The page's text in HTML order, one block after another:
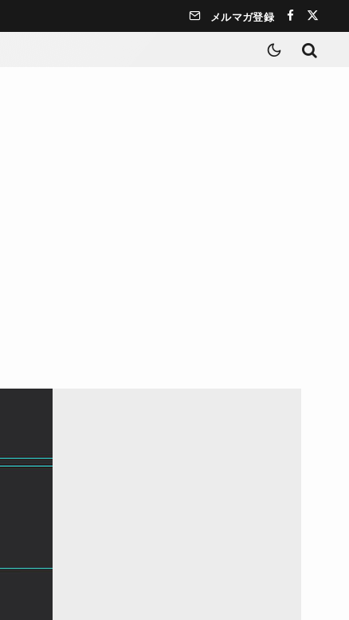
メルマガ登録